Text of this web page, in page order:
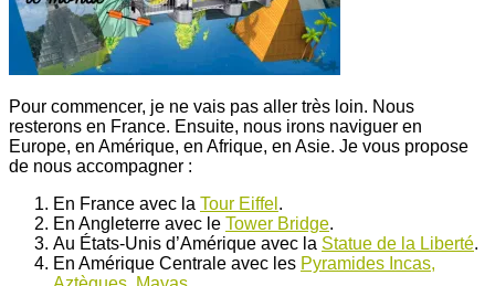
Pour commencer, je ne vais pas aller très loin. Nous
resterons en France. Ensuite, nous irons naviguer en
Europe, en Amérique, en Afrique, en Asie. Je vous propose
de nous accompagner :
En France avec la Tour Eiffel .
En Angleterre avec le Tower Bridge.
Au États-Unis d’Amérique avec la Statue de la Liberté.
En Amérique Centrale avec les Pyramides Incas,